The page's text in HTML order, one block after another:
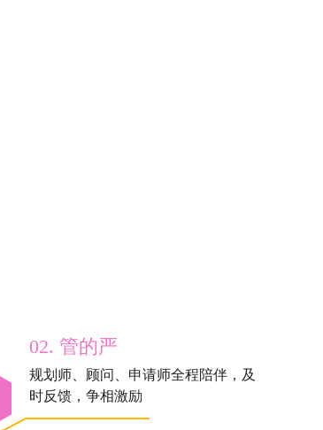
02. 管的严
规划师、顾问、申请师全程陪伴，及
时反馈，争相激励